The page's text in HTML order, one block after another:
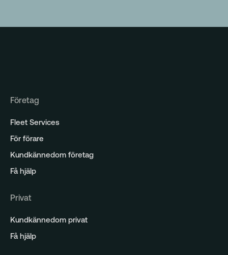
Företag
Fleet Services
För förare
Kundkännedom företag
Få hjälp
Privat
Kundkännedom privat
Få hjälp